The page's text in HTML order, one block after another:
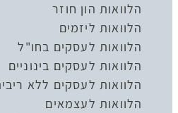
הלוואות הון חוזר
הלוואות ליזמים
הלוואות לעסקים בחו"ל
הלוואות לעסקים בינוניים
הלוואות לעסקים ללא
הלוואות לעצמאים